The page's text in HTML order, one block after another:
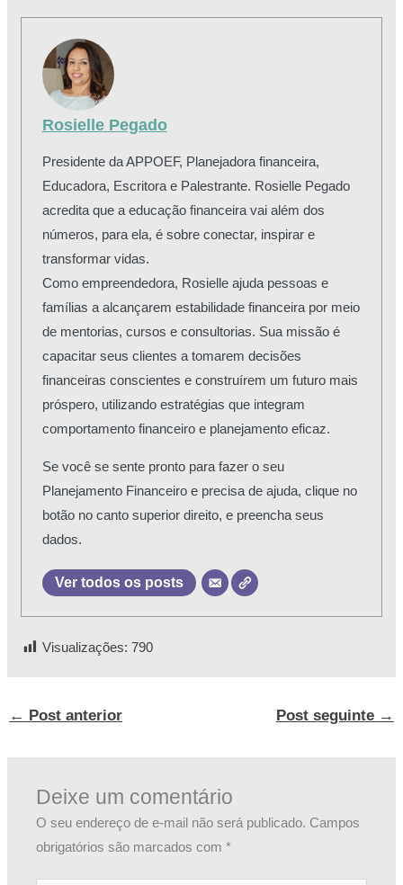
Rosielle Pegado
Presidente da APPOEF, Planejadora financeira,
Educadora, Escritora e Palestrante. Rosielle Pegado
acredita que a educação financeira vai além dos
números, para ela, é sobre conectar, inspirar e
transformar vidas.
Como empreendedora, Rosielle ajuda pessoas e
famílias a alcançarem estabilidade financeira por meio
de mentorias, cursos e consultorias. Sua missão é
capacitar seus clientes a tomarem decisões
financeiras conscientes e construírem um futuro mais
próspero, utilizando estratégias que integram
comportamento financeiro e planejamento eficaz.
Se você se sente pronto para fazer o seu
Planejamento Financeiro e precisa de ajuda, clique no
botão no canto superior direito, e preencha seus
dados.
Ver todos os posts
Visualizações: 790
← Post anterior Post seguinte →
Deixe um comentário
O seu endereço de e-mail não será publicado. Campos
obrigatórios são marcados com*